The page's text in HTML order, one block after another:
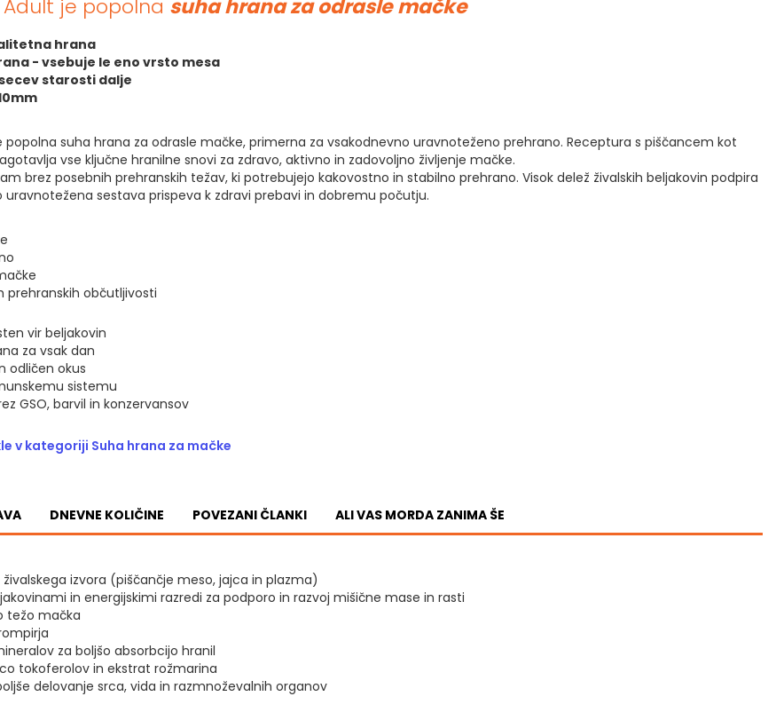
je popolna suha hrana za odrasle mačke
hrana
- vsebuje le eno vrsto mesa
starosti dalje
popolna suha hrana za odrasle mačke, primerna za vsakodnevno uravnoteženo prehrano. Receptura s piščancem kot
vse ključne hranilne snovi za zdravo, aktivno in zadovoljno življenje mačke.
brez posebnih prehranskih težav, ki potrebujejo kakovostno in stabilno prehrano. Visok delež živalskih beljakovin podpira
sestava prispeva k zdravi prebavi in dobremu počutju.
prehranskih občutljivosti
vir beljakovin
za vsak dan
odličen okus
sistemu
GSO, barvil in konzervansov
v kategoriji Suha hrana za mačke
DNEVNE KOLIČINE POVEZANI ČLANKI ALI VAS MORDA ZANIMA ŠE
izvora (piščančje meso, jajca in plazma)
in energijskimi razredi za podporo in razvoj mišične mase in rasti
težo mačka
za boljšo absorbcijo hranil
tokoferolov in ekstrat rožmarina
delovanje srca, vida in razmnoževalnih organov